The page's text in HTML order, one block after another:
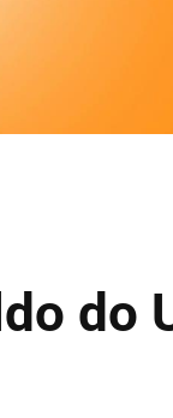
do